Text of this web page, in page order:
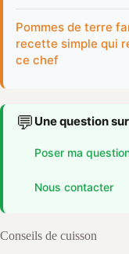
Pommes de terre
recette simple qui
ce chef
💬 Une question
Poser ma
Nous contacter
Conseils de cuisson